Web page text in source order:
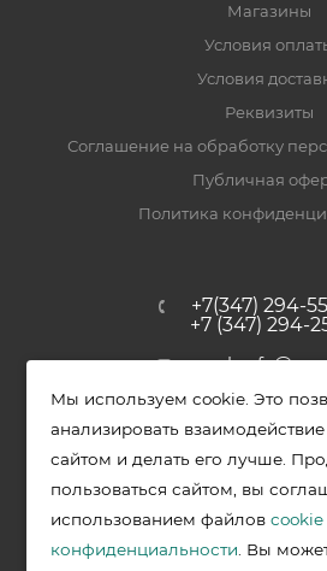
Магазины
Условия
Условия
Реквизиты
Соглашение на обработку
Публичная
Политика
+7(347) 294-
+7 (347) 294-
upak-
Уфимский район, с.
Полевая, д.
2026 © Меркурий - упаковочная
производителей
Мы используем cookie. Это
анализировать
сайтом и делать его лучше.
пользоваться сайтом, вы
использованием файловcookie
конфиденциальности . Вы